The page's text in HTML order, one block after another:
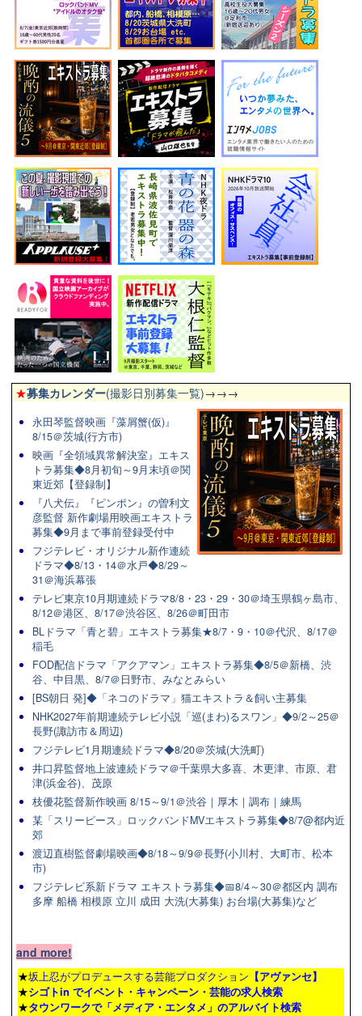
★募集カレンダー(撮影日別募集一覧)→→→
永田琴監督映画『藻屑蟹(仮)』
8/15＠茨城(行方市)
映画『全領域異常解決室』エキス
トラ募集◆8月初旬～9月末頃＠関
東近郊【登録制】
『八犬伝』『ピンポン』の曽利文
彦監督 新作劇場用映画エキストラ
募集◆9月まで事前登録受付中
フジテレビ・オリジナル新作連続
ドラマ◆8/13・14＠水戸◆8/29～
31＠海浜幕張
テレビ東京10月期連続ドラマ8/8・23・29・30＠埼玉県鶴ヶ島市、
8/12＠港区、8/17＠渋谷区、8/26＠町田市
BLドラマ「青と碧」エキストラ募集★8/7・9・10＠代沢、8/17＠
稲毛
FOD配信ドラマ「アクアマン」エキストラ募集◆8/5＠新橋、渋
谷、中目黒、8/7＠日野市、みなとみらい
[BS朝日 発]◆「ネコのドラマ」猫エキストラ＆飼い主募集
NHK2027年前期連続テレビ小説「巡(まわ)るスワン」◆9/2～25＠
長野(諏訪市＆周辺)
フジテレビ1月期連続ドラマ◆8/20＠茨城(大洗町)
井口昇監督地上波連続ドラマ＠千葉県大多喜、木更津、市原、君
津(浜金谷)、茂原
枝優花監督新作映画 8/15～9/1＠渋谷｜厚木｜調布｜練馬
某「スリーピース」ロックバンドMVエキストラ募集◆8/7@都内近
郊
渡辺直樹監督劇場映画◆8/18～9/9＠長野(小川村、大町市、松本
市)
フジテレビ系新ドラマ エキストラ募集◆📅8/4～30＠都区内 調布
多摩 船橋 相模原 立川 成田 大洗(大募集) お台場(大募集)など
and more!
★坂上忍がプロデュースする芸能プロダクション 【アヴァンセ】
★シゴトin でイベント・キャンペーン・芸能の求人検索
★タウンワークで「メディア・エンタメ」のアルバイト検索